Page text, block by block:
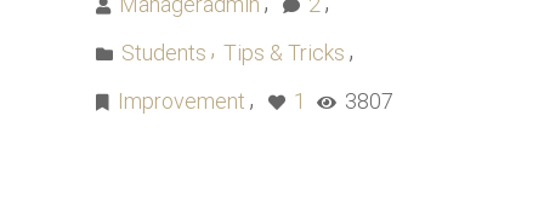
Students
Tips & Tricks
Improvement
1 3807